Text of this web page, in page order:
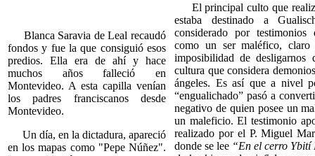
Blanca Saravia de Leal recaudó
fondos y fue la que consiguió esos
predios. Ella era de ahí y hace
muchos años falleció en
Montevideo. A esta capilla venían
los padres franciscanos desde
Montevideo.
Un día, en la dictadura, apareció
en los mapas como "Pepe Núñez".
El principal culto que
estaba destinado a
considerado por testimonios
como un ser maléfico, claro
imposibilidad de desligarnos
cultura que considera
ángeles. Es así que a nivel
“engualichado” pasó a
negativo de quien posee un
un maleficio. El testimonio
realizado por el P. Miguel
donde se lee “En el cerro Ybití